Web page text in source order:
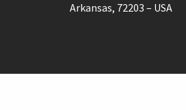
Arkansas, 72203 – USA